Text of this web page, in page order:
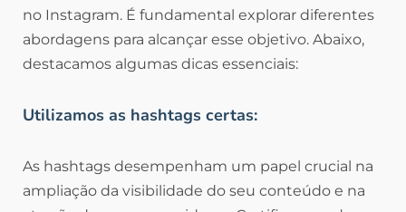
no Instagram. É fundamental explorar diferentes
abordagens para alcançar esse objetivo. Abaixo,
destacamos algumas dicas essenciais:
Utilizamos as hashtags certas:
As hashtags desempenham um papel crucial na
ampliação da visibilidade do seu conteúdo e na